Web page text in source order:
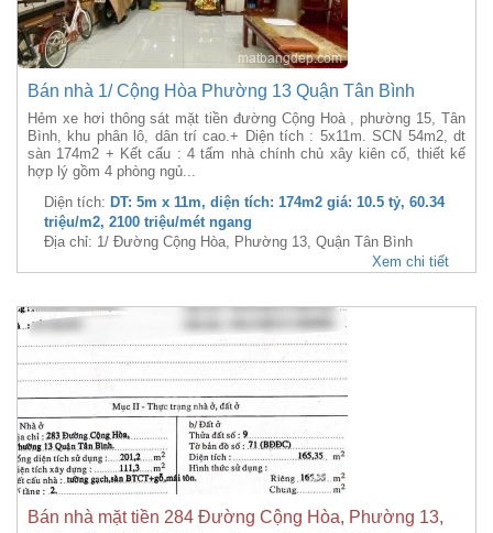
Bán nhà 1/ Cộng Hòa Phường 13 Quận Tân Bình
Hẻm xe hơi thông sát mặt tiền đường Cộng Hoà , phường 15, Tân
Bình, khu phân lô, dân trí cao.+ Diện tích : 5x11m. SCN 54m2, dt
sàn 174m2 + Kết cấu : 4 tấm nhà chính chủ xây kiên cố, thiết kế
hợp lý gồm 4 phòng ngủ...
Diện tích: DT: 5m x 11m, diện tích: 174m2 giá: 10.5 tỷ, 60.34
triệu/m2, 2100 triệu/mét ngang
Địa chỉ: 1/ Đường Cộng Hòa, Phường 13, Quận Tân Bình
Xem chi tiết
Bán nhà mặt tiền 284 Đường Cộng Hòa, Phường 13,